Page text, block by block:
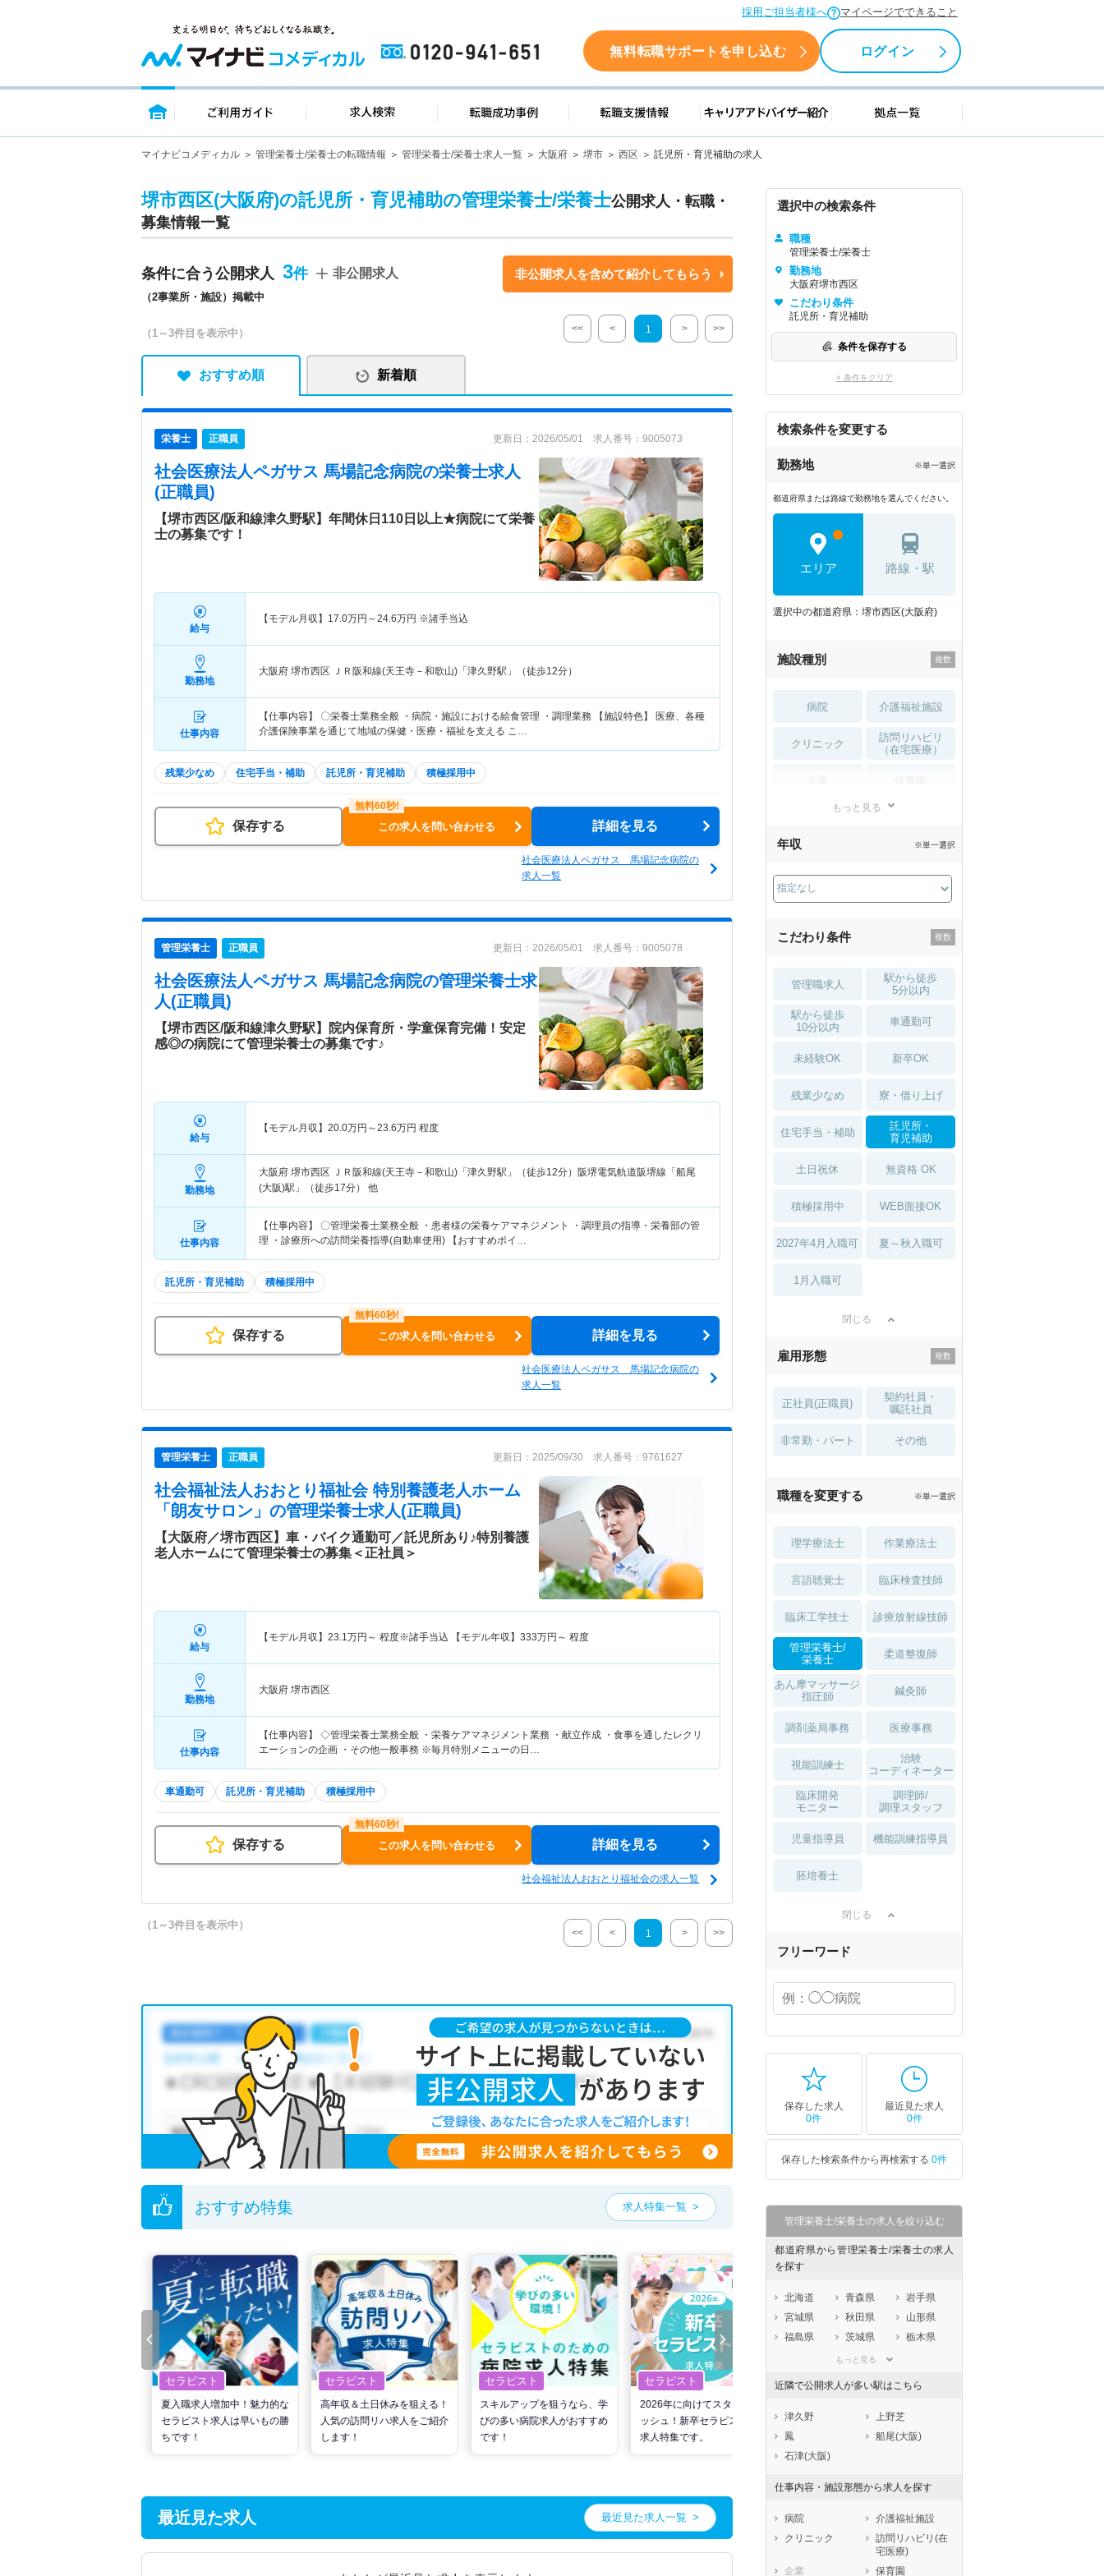
採用ご担当者様へ マイページでできること
0120-941-651 無料転職サポートを申し込む ログイン
トップページ ご利用ガイド 求人検索 転職成功事例 転職支援情報 キャリアアドバイザー紹介 拠点一覧
マイナビコメディカル 管理栄養士/栄養士の転職情報 管理栄養士/栄養士求人一覧 大阪府 堺市 西区 託児所・育児補助の求人
堺市西区(大阪府)の託児所・育児補助の管理栄養士/栄養士公開求人・転職・
募集情報一覧
条件に合う公開求人 3
（2事業所・施設）掲載中
非公開求人 非公開求人を含めて紹介してもらう
（1～3件目を表示中） << < 1 > >>
おすすめ順 新着順
栄養士 正職員 更新日：2026/05/01 求人番号：9005073
社会医療法人ペガサス 馬場記念病院の栄養士求人
(正職員)
【堺市西区/阪和線津久野駅】年間休日110日以上★病院にて栄養
士の募集です！
給与
【モデル月収】 17.0万円～24.6万円 ※諸手当込
勤務地
大阪府 堺市西区 ＪＲ阪和線(天王寺－和歌山)「津久野駅」（徒歩12分）
仕事内容
【仕事内容】 〇栄養士業務全般 ・病院・施設における給食管理 ・調理業務 【施設特色】 医療、各種
介護保険事業を通じて地域の保健・医療・福祉を支える こ…
残業少なめ 住宅手当・補助 託児所・育児補助 積極採用中
保存する この求人を問い合わせる 詳細を見る
社会医療法人ペガサス 馬場記念病院の
求人一覧
管理栄養士 正職員 更新日：2026/05/01 求人番号：9005078
社会医療法人ペガサス 馬場記念病院の管理栄養士求
人(正職員)
【堺市西区/阪和線津久野駅】院内保育所・学童保育完備！安定
感◎の病院にて管理栄養士の募集です♪
給与
【モデル月収】 20.0万円～23.6万円 程度
勤務地
大阪府 堺市西区 ＪＲ阪和線(天王寺－和歌山)「津久野駅」（徒歩12分）阪堺電気軌道阪堺線「船尾
(大阪)駅」（徒歩17分） 他
仕事内容
【仕事内容】 〇管理栄養士業務全般 ・患者様の栄養ケアマネジメント ・調理員の指導・栄養部の管
理 ・診療所への訪問栄養指導(自動車使用) 【おすすめポイ…
託児所・育児補助 積極採用中
保存する この求人を問い合わせる 詳細を見る
社会医療法人ペガサス 馬場記念病院の
求人一覧
管理栄養士 正職員 更新日：2025/09/30 求人番号：9761627
社会福祉法人おおとり福祉会 特別養護老人ホーム
「朗友サロン」 の管理栄養士求人(正職員)
【大阪府／堺市西区】車・バイク通勤可／託児所あり♪特別養護
老人ホームにて管理栄養士の募集＜正社員＞
給与
【モデル月収】 23.1万円～ 程度※諸手当込 【モデル年収】 333万円～ 程度
勤務地
大阪府 堺市西区
仕事内容
【仕事内容】 ◇管理栄養士業務全般 ・栄養ケアマネジメント業務 ・献立作成 ・食事を通したレクリ
エーションの企画 ・その他一般事務 ※毎月特別メニューの日…
車通勤可 託児所・育児補助 積極採用中
保存する この求人を問い合わせる 詳細を見る
社会福祉法人おおとり福祉会の求人一覧
（1～3件目を表示中）
<< < 1 > >>
おすすめ特集 求人特集一覧
セラピスト
夏入職求人増加中！魅力的な
セラピスト求人は早いもの勝
ちです！
セラピスト
高年収＆土日休みを狙える！
人気の訪問リハ求人をご紹介
します！
セラピスト
スキルアップを狙うなら、学
びの多い病院求人がおすすめ
です！
セラピスト
2026年に向けてスタートダ
ッシュ！新卒セラピスト向け
求人特集です。
セラピスト
に増加傾向の「介護施設」求
最近見た求人 最近見た求人一覧
選択中の検索条件
職種
管理栄養士/栄養士
勤務地
大阪府堺市西区
こだわり条件
託児所・育児補助
条件を保存する
× 条件をクリア
検索条件を変更する
勤務地 ※単一選択
都道府県または路線で勤務地を選んでください。
エリア 路線・駅
選択中の都道府県：堺市西区(大阪府)
施設種別
病院 介護福祉施設
クリニック
訪問リハビリ
（在宅医療）
薬局・
もっと見る
年収 ※単一選択
こだわり条件
管理職求人
駅から徒歩
5分以内
駅から徒歩
10分以内
車通勤可
未経験OK 新卒OK
残業少なめ 寮・借り上げ
住宅手当・補助
託児所・
育児補助
土日祝休 無資格 OK
積極採用中 WEB面接OK
2027年4月入職可 夏～秋入職可
1月入職可
閉じる
雇用形態
正社員(正職員)
契約社員・
嘱託社員
非常勤・パート その他
職種を変更する ※単一選択
理学療法士 作業療法士
言語聴覚士 臨床検査技師
臨床工学技士 診療放射線技師
管理栄養士/
栄養士
柔道整復師
あん摩マッサージ
指圧師
鍼灸師
調剤薬局事務 医療事務
視能訓練士
治験
コーディネーター
臨床開発
モニター
調理師/
調理スタッフ
児童指導員 機能訓練指導員
胚培養士
閉じる
フリーワード
保存した求人
0件
最近見た求人
0件
保存した検索条件から再検索する 0件
管理栄養士/栄養士の求人を絞り込む
都道府県から管理栄養士/栄養士の求人
を探す
北海道 青森県
岩手県
宮城県
秋田県
山形県
福島県
茨城県
栃木県
埼玉県
石川県
福井県
静岡県
愛知県
三重県
滋賀県
鳥取県
島根県
岡山県
広島県
山口県
徳島県
香川県
愛媛県
高知県
長崎県
熊本県
大分県
もっと見る
近隣で公開求人が多い駅はこちら
津久野
上野芝
鳳
船尾(大阪)
石津(大阪)
仕事内容・施設形態から求人を探す
病院
介護福祉施設
クリニック
訪問リハビリ(在
宅医療)
企業
保育園